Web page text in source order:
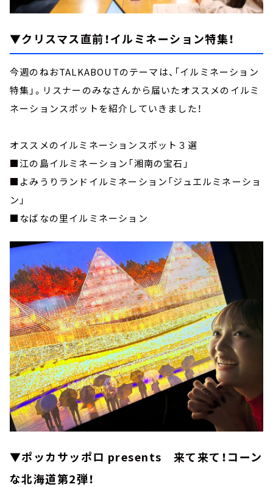
▼クリスマス直前！イルミネーション特集！
今週のねおTALKABOUTのテーマは、「イルミネーション
特集」。リスナーのみなさんから届いたオススメのイルミ
ネーションスポットを紹介していきました！
オススメのイルミネーションスポット３選
■江の島イルミネーション「湘南の宝石」
■よみうりランドイルミネーション「ジュエルミネーショ
ン」
■なばなの里イルミネーション
▼ポッカサッポロ presents 来て来て！コーン
な北海道第2弾！